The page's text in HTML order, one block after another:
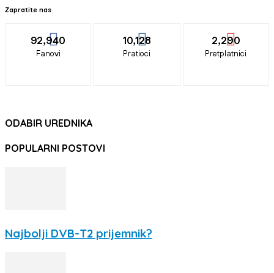
Zapratite nas
92,940
Fanovi
10,128
Pratioci
2,290
Pretplatnici
ODABIR UREDNIKA
POPULARNI POSTOVI
Najbolji DVB-T2 prijemnik?